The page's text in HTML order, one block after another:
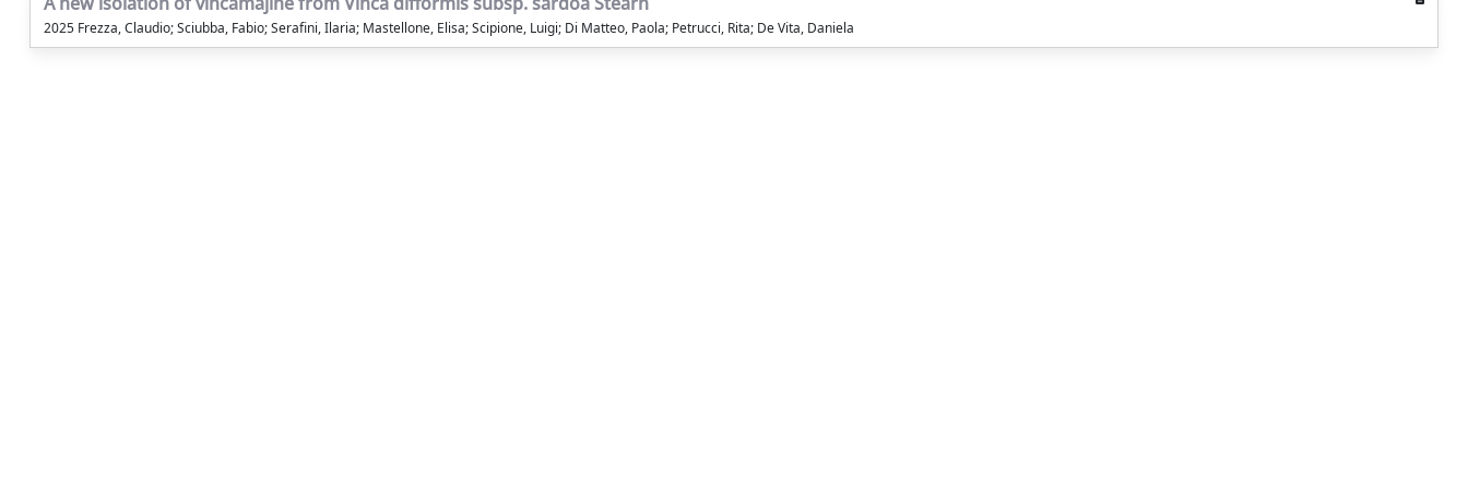
2025 Frezza, Claudio; Sciubba, Fabio; Serafini, Ilaria; Mastellone, Elisa; Scipione, Luigi; Di Matteo, Paola; Petrucci, Rita; De Vita, Daniela